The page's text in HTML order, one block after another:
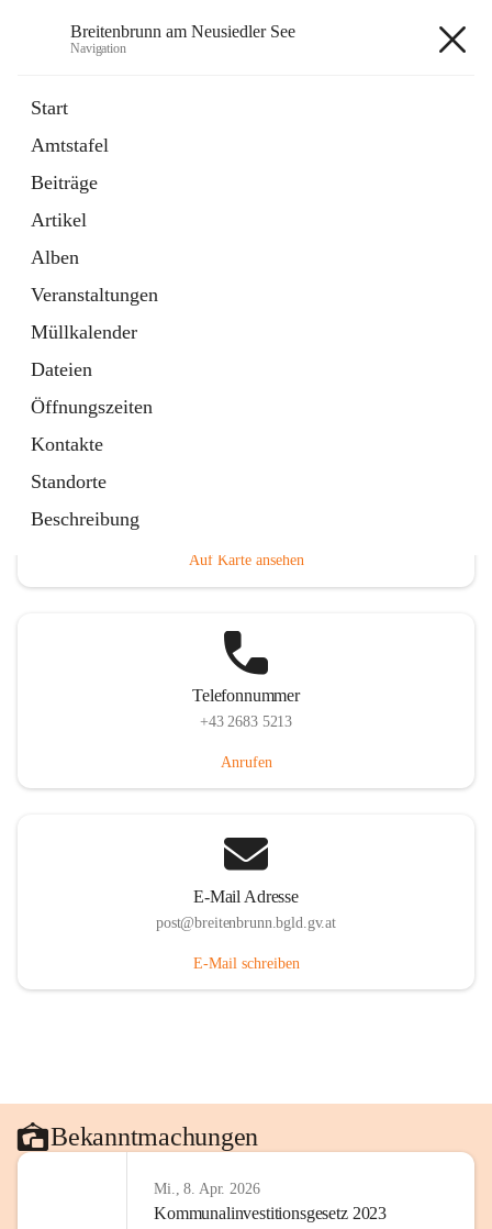
Breitenbrunn am Neusiedler See
Navigation
Start
Amtstafel
Beiträge
Artikel
Alben
Veranstaltungen
Müllkalender
Dateien
Öffnungszeiten
Kontakte
Standorte
Beschreibung
18 Schnellzugriffe
Gemeindeservice
Auf Karte ansehen
Telefonnummer
+43 2683 5213
Anrufen
E-Mail Adresse
post@breitenbrunn.bgld.gv.at
E-Mail schreiben
Bekanntmachungen
Mi., 8. Apr. 2026
Kommunalinvestitionsgesetz 2023